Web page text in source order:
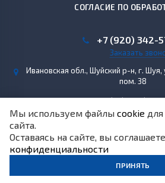
СОГЛАСИЕ ПО
+7 (920) 342-
Заказать
Ивановская обл., Шуйский р-н, г. Шуя,
пом. 38
-разработка,
Мы используем файлы cookie
сайта.
Оставаясь на сайте, вы
конфиденциальности
ПРИНЯТЬ